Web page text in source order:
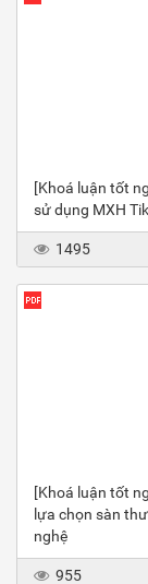
[Khoá luận tốt
sử dụng MXH
1495
[Khoá luận tốt
lựa chọn sàn
nghệ
955